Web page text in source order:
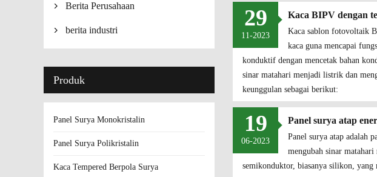
29
11-2023
Kaca BIPV dengan
Kaca sablon fotovoltaik
kaca guna mencapai
konduktif dengan mencetak bahan
sinar matahari menjadi listrik dan
keunggulan sebagai berikut:
19
06-2023
Panel surya atap
Panel surya atap adalah
mengubah sinar
semikonduktor, biasanya silikon, yang
 Berita Perusahaan
 berita industri
Produk
Panel Surya Monokristalin
Panel Surya Polikristalin
Kaca Tempered Berpola Surya